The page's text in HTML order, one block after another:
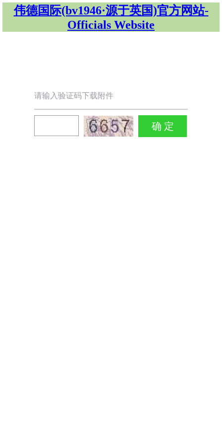
伟德国际(bv1946·源于英国)官方网站-
Officials Website
请输入验证码下载附件